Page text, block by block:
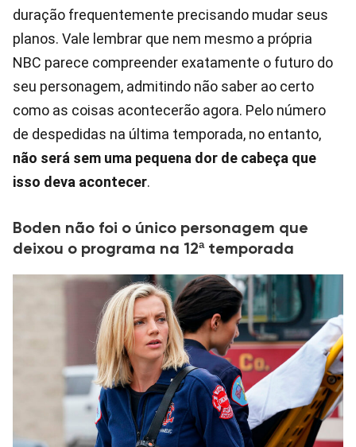
duração frequentemente precisando mudar seus
planos. Vale lembrar que nem mesmo a própria
NBC parece compreender exatamente o futuro do
seu personagem, admitindo não saber ao certo
como as coisas acontecerão agora. Pelo número
de despedidas na última temporada, no entanto,
não será sem uma pequena dor de cabeça que
isso deva acontecer.
Boden não foi o único personagem que
deixou o programa na 12ª temporada